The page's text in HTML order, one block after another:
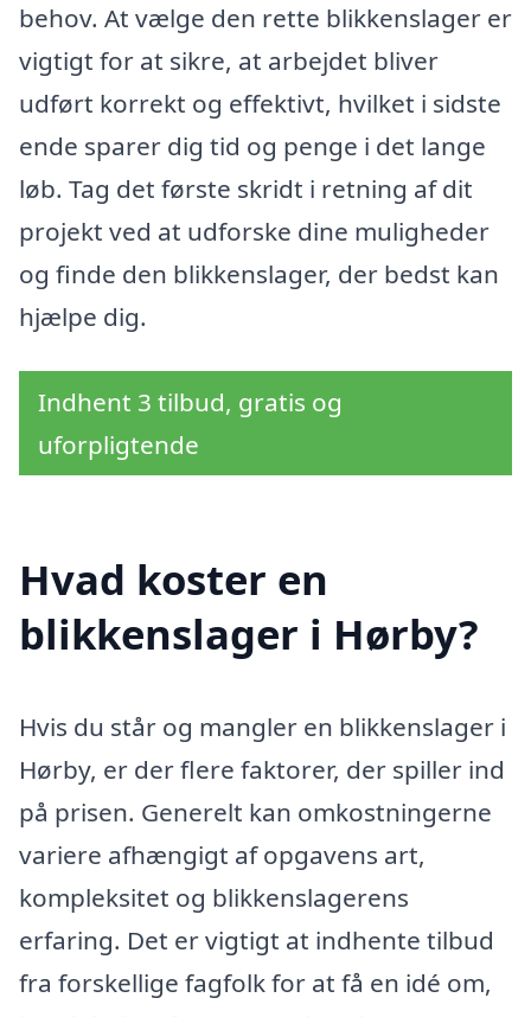
behov. At vælge den rette blikkenslager er
vigtigt for at sikre, at arbejdet bliver
udført korrekt og effektivt, hvilket i sidste
ende sparer dig tid og penge i det lange
løb. Tag det første skridt i retning af dit
projekt ved at udforske dine muligheder
og finde den blikkenslager, der bedst kan
hjælpe dig.
Indhent 3 tilbud, gratis og
uforpligtende
Hvad koster en
blikkenslager i Hørby?
Hvis du står og mangler en blikkenslager i
Hørby, er der flere faktorer, der spiller ind
på prisen. Generelt kan omkostningerne
variere afhængigt af opgavens art,
kompleksitet og blikkenslagerens
erfaring. Det er vigtigt at indhente tilbud
fra forskellige fagfolk for at få en idé om,